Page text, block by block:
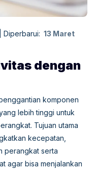
Diperbarui: 13 Maret
dengan
komponen
lebih tinggi untuk
Tujuan utama
kecepatan,
perangkat serta
agar bisa menjalankan